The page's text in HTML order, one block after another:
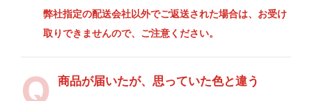
弊社指定の配送会社以外でご返送された場合は、お受け
取りできませんので、ご注意ください。
商品が届いたが、思っていた色と違う